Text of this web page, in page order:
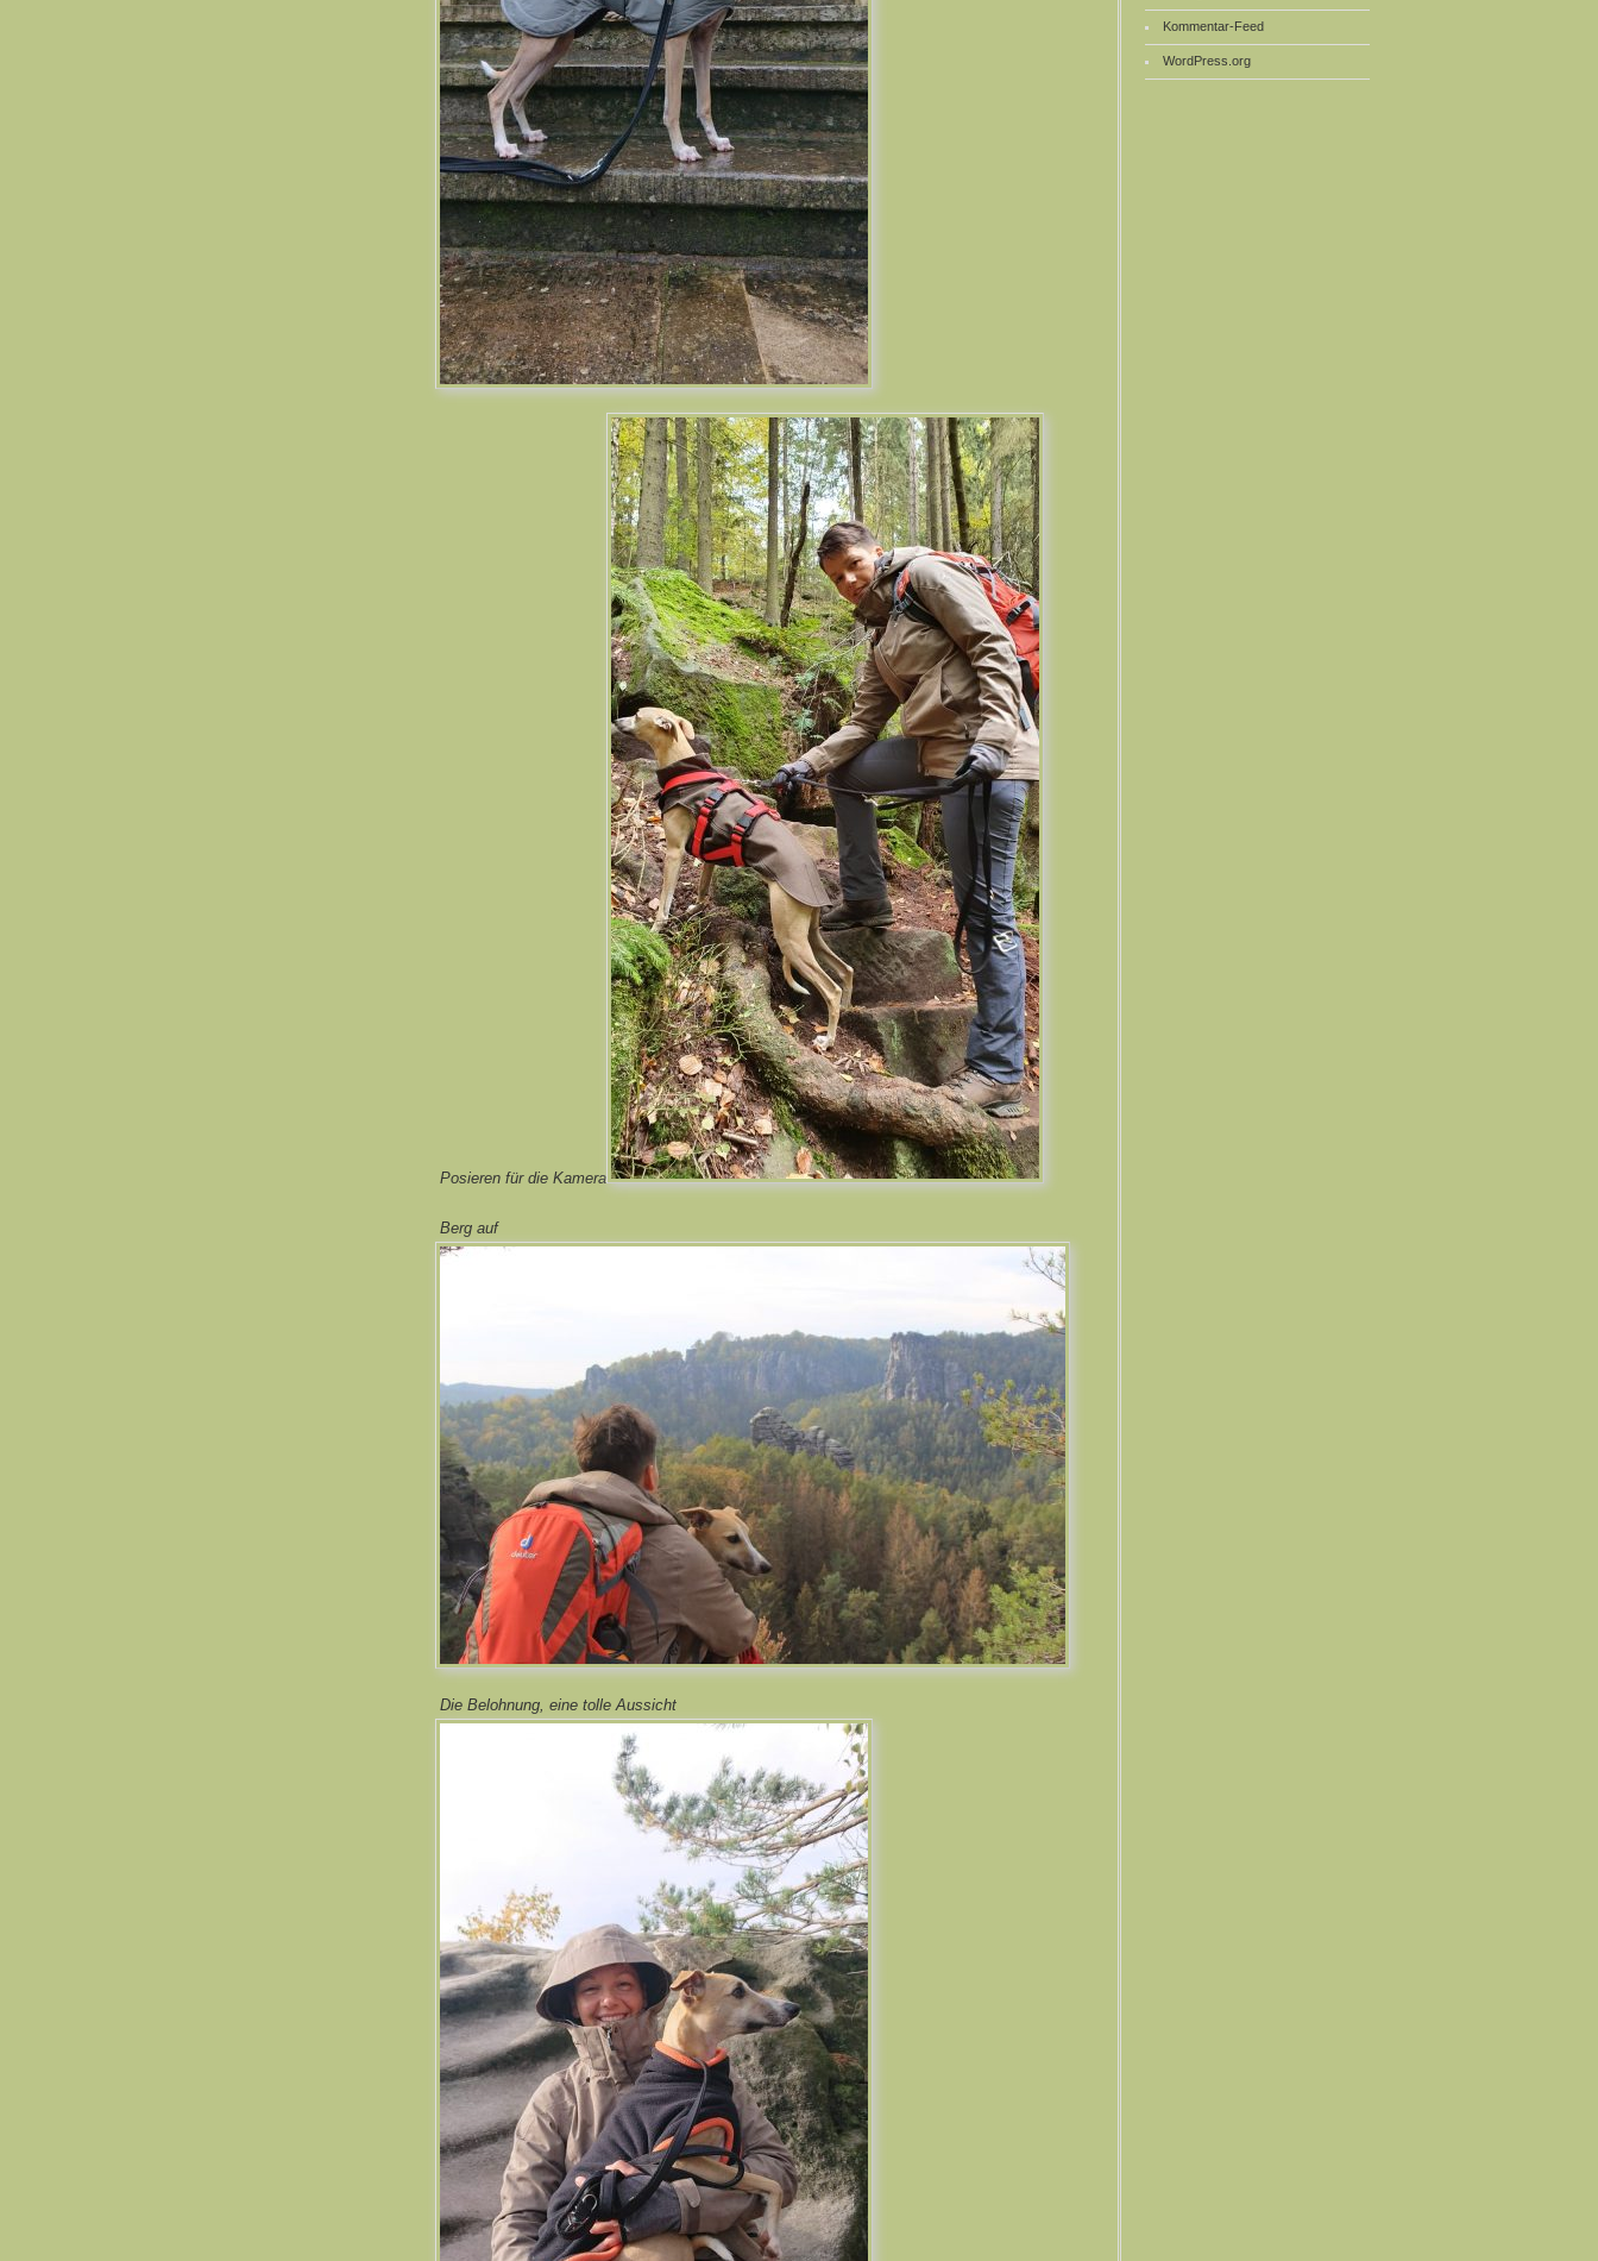
Posieren für die Kamera.
Berg auf
Die Belohnung, eine tolle Aussicht
Kommentar-Feed
WordPress.org